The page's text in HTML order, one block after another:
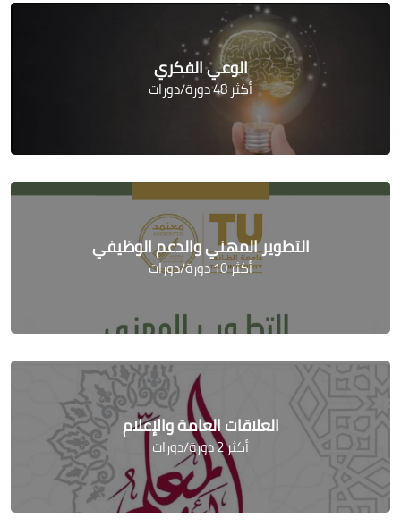
الوعي الفكري
أكثر 48 دورة/دورات
التطوير المهني والدعم الوظيفي
أكثر 10 دورة/دورات
العلاقات العامة والإعلام
أكثر 2 دورة/دورات